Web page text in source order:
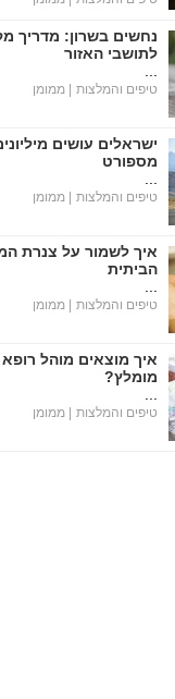
נחשים בשרון: מדריך
לתושבי האזור
טיפים והמלצות | ממומן
ישראלים עושים
מספורט
טיפים והמלצות | ממומן
איך לשמור על צנרת
הביתית
טיפים והמלצות | ממומן
איך מוצאים מוהל רופא
מומלץ?
טיפים והמלצות | ממומן